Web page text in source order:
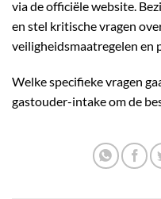
via de officiële website.
en stel kritische vragen
veiligheidsmaatregelen en
Welke specifieke vragen
gastouder-intake om de